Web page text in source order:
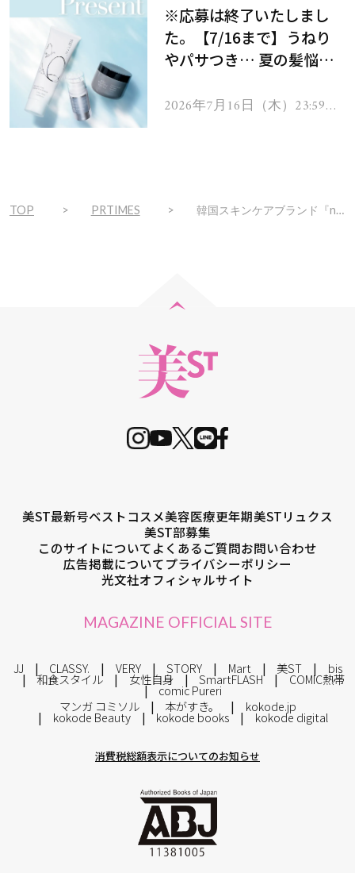
※応募は終了いたしまし
た。【7/16まで】うねり
やパサつき… 夏の髪悩み
ムを13名様にプレゼン
2026年7月16日（木）23:59ま
TOP PRTIMES 韓国スキンケアブランド『numbuzin(ナンバーズイン)』の大人気商品「白玉グルタチオンCライン」からクレンジングオイルが新発売
美ST最新号ベストコスメ美容医療更年期美STリュクス
美ST部募集
このサイトについてよくあるご質問お問い合わせ
広告掲載についてプライバシーポリシー
光文社オフィシャルサイト
MAGAZINE OFFICIAL SITE
JJ CLASSY. VERY STORY Mart 美ST bis
和食スタイル 女性自身 SmartFLASH COMIC熱帯
comic Pureri
マンガ コミソル
本がすき。 kokode.jp
kokode Beauty kokode books kokode digital
消費税総額表示についてのお知らせ